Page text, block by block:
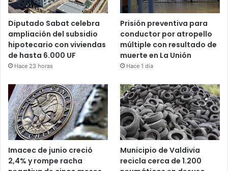
Diputado Sabat celebra
ampliación del subsidio
hipotecario con viviendas
de hasta 6.000 UF
Hace 23 horas
Prisión preventiva para
conductor por atropello
múltiple con resultado de
muerte en La Unión
Hace 1 día
Imacec de junio creció
2,4% y rompe racha
Municipio de Valdivia
recicla cerca de 1.200